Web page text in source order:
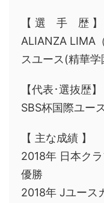
【 選 手 歴 】
ALIANZA
スユース(精華
【代表･選抜歴】
SBS杯国際ユー
【 主な成績 】
2018年 日本ク
優勝
2018年 Jユース